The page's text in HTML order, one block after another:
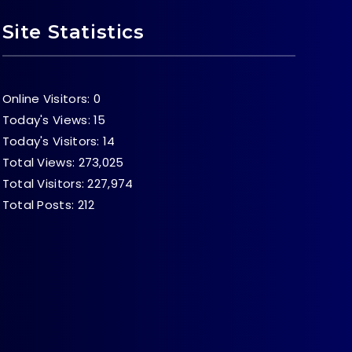
Site Statistics
Online Visitors: 0
Today's Views:15
Today's Visitors:14
Total Views: 273,025
Total Visitors:227,974
Total Posts: 212